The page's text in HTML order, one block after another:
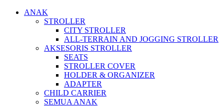
ANAK
STROLLER
CITY STROLLER
ALL-TERRAIN AND JOGGING STROLLER
AKSESORIS STROLLER
SEATS
STROLLER COVER
HOLDER & ORGANIZER
ADAPTER
CHILD CARRIER
SEMUA ANAK